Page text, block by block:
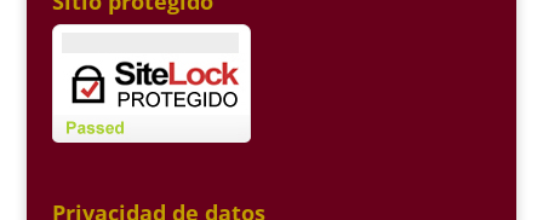
Privacidad de datos